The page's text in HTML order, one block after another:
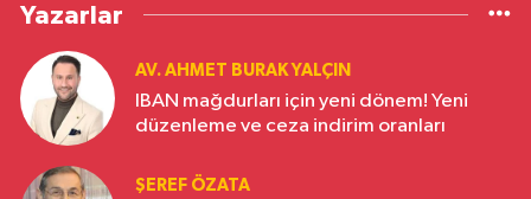
Yazarlar
AV. AHMET BURAK YALÇIN
IBAN mağdurları için yeni dönem! Yeni
düzenleme ve ceza indirim oranları
ŞEREF ÖZATA